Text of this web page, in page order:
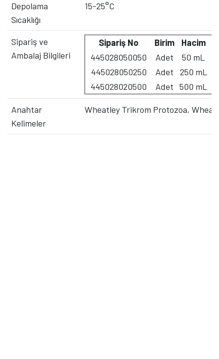
Depolama
Sıcaklığı
15-25°C
Sipariş ve
Ambalaj Bilgileri
Sipariş No Birim
Hacim
445028050050
Adet
50 mL
445028050250
Adet
250 mL
445028020500
Adet 500 mL
Anahtar
Kelimeler
Wheatley Trikrom Protozoa,